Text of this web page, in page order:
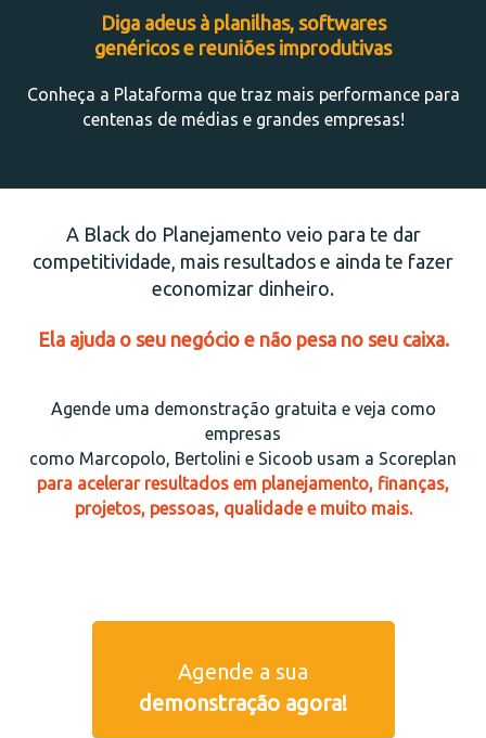
Diga adeus à planilhas, softwares
genéricos e reuniões improdutivas
Conheça a Plataforma que traz mais performance para
centenas de médias e grandes empresas!
A Black do Planejamento veio para te dar
competitividade, mais resultados e ainda te fazer
economizar dinheiro.
Ela ajuda o seu negócio e não pesa no seu caixa.
Agende uma demonstração gratuita e veja como
empresas
como Marcopolo, Bertolini e Sicoob usam a Scoreplan
para acelerar resultados em planejamento, finanças,
projetos, pessoas, qualidade e muito mais.
Agende a sua
demonstração agora!